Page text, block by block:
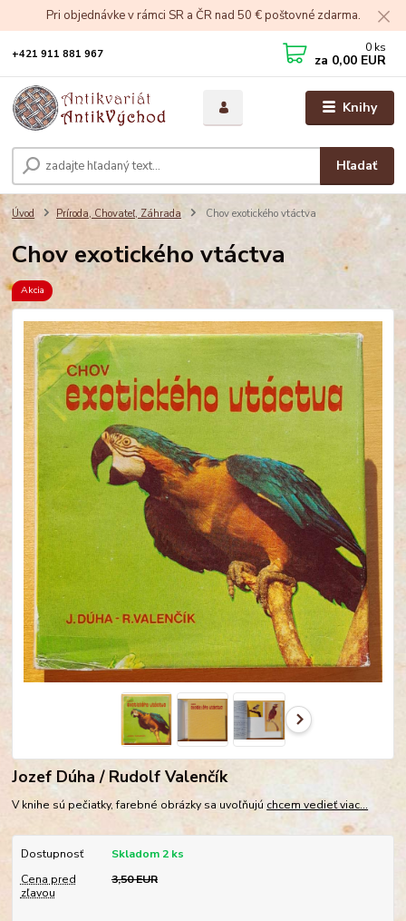
Pri objednávke v rámci SR a ČR nad 50 € poštovné zdarma.
Knihy
Hľadať
+421 911 881 967 0 ks
za 0,00 EUR
Úvod Príroda, Chovateľ, Záhrada Chov exotického vtáctva
Chov exotického vtáctva
Akcia
Jozef Dúha / Rudolf Valenčík
V knihe sú pečiatky, farebné obrázky sa uvoľňujú chcem vedieť viac...
Dostupnosť
Skladom 2 ks
Cena pred
zľavou
3,50 EUR